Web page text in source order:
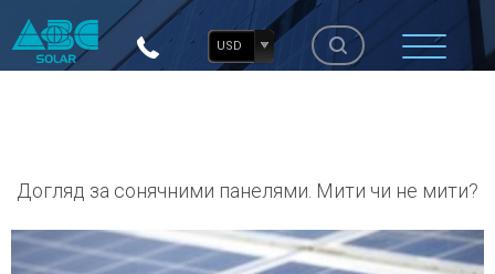
USD
Догляд за сонячними панелями. Мити чи не мити?